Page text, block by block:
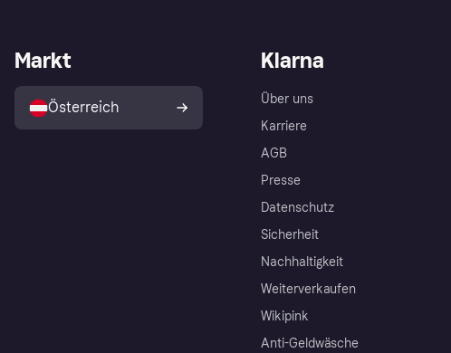
Klarna
Über uns
Karriere
AGB
Presse
Datenschutz
Sicherheit
Nachhaltigkeit
Weiterverkaufen
Wikipink
Anti-Geldwäsche
Markt
Österreich